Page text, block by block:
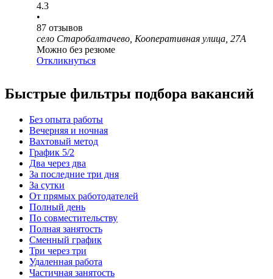
4.3
•
87 отзывов
село Старобалтачево, Кооперативная улица, 27А
Можно без резюме
Откликнуться
Быстрые фильтры подбора вакансий
Без опыта работы
Вечерняя и ночная
Вахтовый метод
График 5/2
Два через два
За последние три дня
За сутки
От прямых работодателей
Полный день
По совместительству
Полная занятость
Сменный график
Три через три
Удаленная работа
Частичная занятость